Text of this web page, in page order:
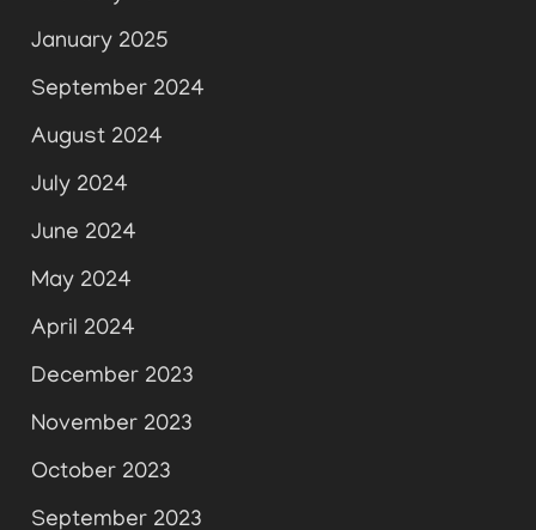
January 2025
September 2024
August 2024
July 2024
June 2024
May 2024
April 2024
December 2023
November 2023
October 2023
September 2023